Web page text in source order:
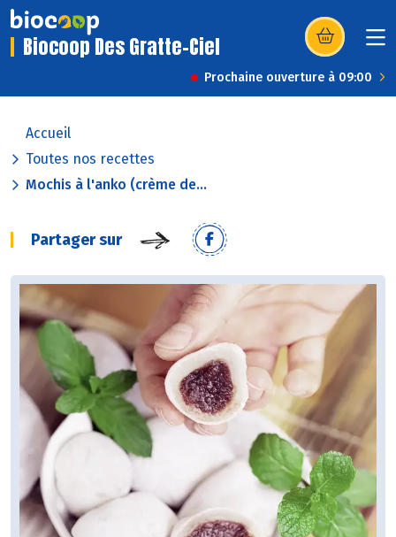
Biocoop Des Gratte-Ciel (s’ouvre dans
Prochaine ouverture à 09:00
Accueil
Toutes nos recettes
Mochis à l'anko (crème de...
Partager sur